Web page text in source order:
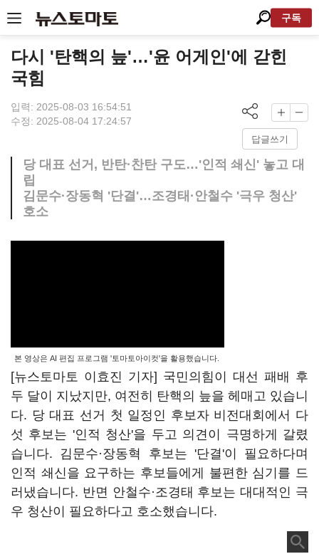
구독
다시 '탄핵의 늪'…'윤 어게인'에 갇힌
국힘
입력: 2025-08-03 16:54:51
수정: 2025-08-04 17:24:57
답글쓰기
당 대표 선거, 반탄·찬탄 구도…'인적 쇄신' 놓고 대
립
김문수·장동혁 '단결'…조경태·안철수 '극우 청산'
호소
본 영상은 AI 편집 프로그램 '토마토아이컷'을 활용했습니다.
[뉴스토마토 이효진 기자] 국민의힘이 대선 패배 후
두 달이 지났지만, 여전히 탄핵의 늪을 헤매고 있습니
다. 당 대표 선거 첫 일정인 후보자 비전대회에서 다
섯 후보는 '인적 청산'을 두고 의견이 극명하게 갈렸
습니다. 김문수·장동혁 후보는 '단결'이 필요하다며
인적 쇄신을 요구하는 후보들에게 불편한 심기를 드
러냈습니다. 반면 안철수·조경태 후보는 대대적인 극
우 청산이 필요하다고 호소했습니다.